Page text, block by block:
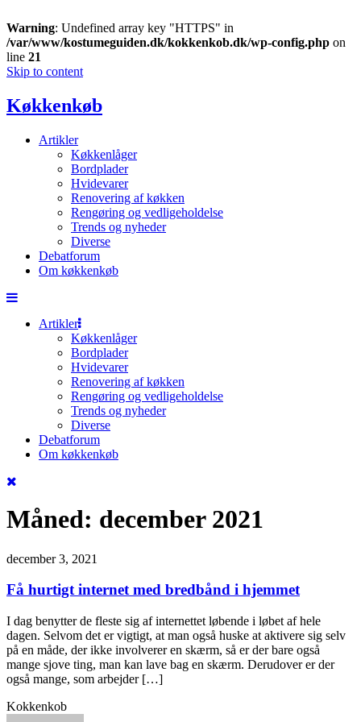
Warning: Undefined array key "HTTPS" in
/var/www/kostumeguiden.dk/kokkenkob.dk/wp-config.php on
line 21
Skip to content
Køkkenkøb
Artikler
Køkkenlåger
Bordplader
Hvidevarer
Renovering af køkken
Rengøring og vedligeholdelse
Trends og nyheder
Diverse
Debatforum
Om køkkenkøb
Artikler
Køkkenlåger
Bordplader
Hvidevarer
Renovering af køkken
Rengøring og vedligeholdelse
Trends og nyheder
Diverse
Debatforum
Om køkkenkøb
Måned: december 2021
december 3, 2021
Få hurtigt internet med bredbånd i hjemmet
I dag benytter de fleste sig af internettet løbende i løbet af hele
dagen. Selvom det er vigtigt, at man også huske at aktivere sig selv
på en måde, der ikke involverer en skærm, så er der bare også
mange sjove ting, man kan lave bag en skærm. Derudover er der
også mange, som arbejder […]
Kokkenkob